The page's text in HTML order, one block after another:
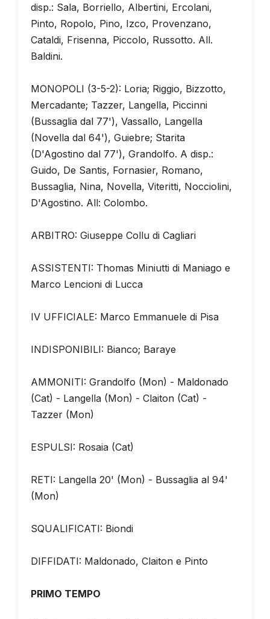
disp.: Sala, Borriello, Albertini, Ercolani,
Pinto, Ropolo, Pino, Izco, Provenzano,
Cataldi, Frisenna, Piccolo, Russotto. All.
Baldini.
MONOPOLI (3-5-2): Loria; Riggio, Bizzotto,
Mercadante; Tazzer, Langella, Piccinni
(Bussaglia dal 77'), Vassallo, Langella
(Novella dal 64'), Guiebre; Starita
(D'Agostino dal 77'), Grandolfo. A disp.:
Guido, De Santis, Fornasier, Romano,
Bussaglia, Nina, Novella, Viteritti, Nocciolini,
D'Agostino. All: Colombo.
ARBITRO: Giuseppe Collu di Cagliari
ASSISTENTI: Thomas Miniutti di Maniago e
Marco Lencioni di Lucca
IV UFFICIALE: Marco Emmanuele di Pisa
INDISPONIBILI: Bianco; Baraye
AMMONITI: Grandolfo (Mon) - Maldonado
(Cat) - Langella (Mon) - Claiton (Cat) -
Tazzer (Mon)
ESPULSI: Rosaia (Cat)
RETI: Langella 20' (Mon) - Bussaglia al 94'
(Mon)
SQUALIFICATI: Biondi
DIFFIDATI: Maldonado, Claiton e Pinto
PRIMO TEMPO